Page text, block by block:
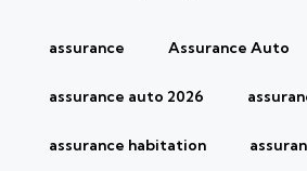
assurance Assurance Auto
assurance auto 2026
assurance habitation